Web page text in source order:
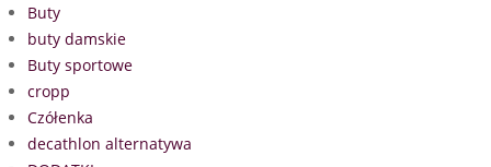
Buty
buty damskie
Buty sportowe
cropp
Czółenka
decathlon alternatywa